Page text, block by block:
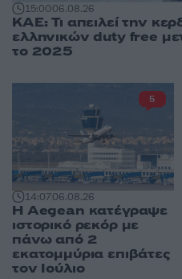
15:0006.08.26
ΚΑΕ: Τι απειλεί την
ελληνικών duty free
το 2025
14:0706.08.26
Η Aegean κατέγραψε
ιστορικό ρεκόρ με
πάνω από 2
εκατομμύρια επιβάτες
τον Ιούλιο
5